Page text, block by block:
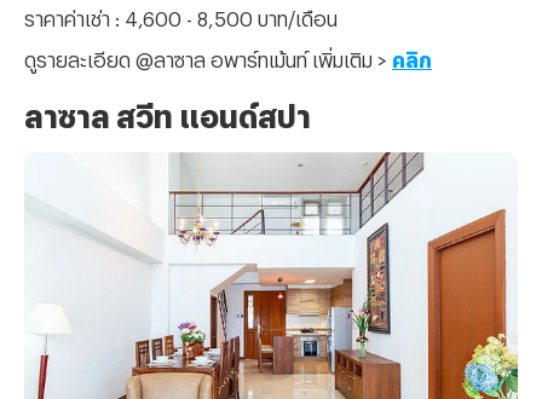
ราคาค่าเช่า : 4,600 - 8,500 บาท/เดือน
ดูรายละเอียด @ลาซาล อพาร์ทเม้นท์ เพิ่มเติม > คลิก
ลาซาล สวีท แอนด์สปา